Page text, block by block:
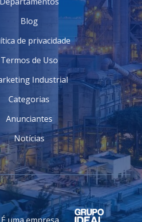
Blog
de privacidade
Termos de Uso
Industrial
Categorias
Anunciantes
Notícias
É uma empresa